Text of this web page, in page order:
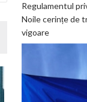
Regulamentul
Noile cerințe de
vigoare